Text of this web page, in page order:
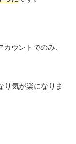
ウントでのみ、
り気が楽になりま